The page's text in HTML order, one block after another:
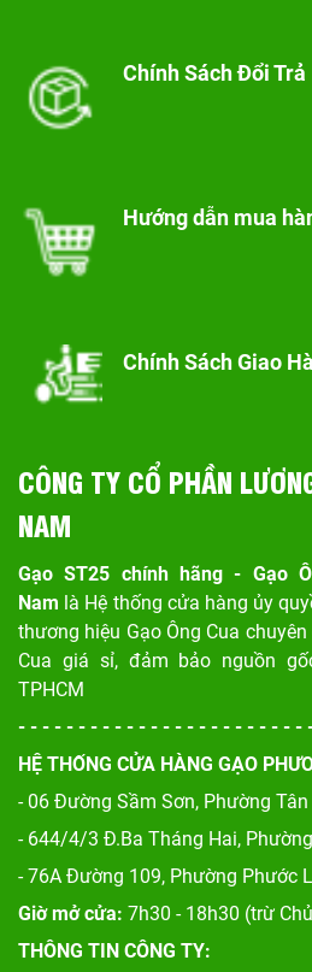
Chính Sách Đổi Trả
Hướng dẫn mua
Chính Sách Giao
CÔNG TY CỔ PHẦN
NAM
Gạo ST25 chính hãng - Gạo
Nam là Hệ thống cửa hàng ủy
thương hiệu Gạo Ông Cua
Cua giá sỉ, đảm bảo nguồn
TPHCM
- - - - - - - - - - - - - - - - - - - - - - - -
HỆ THỐNG CỬA HÀNG GẠO
- 06 Đường Sầm Sơn, Phường Tân
- 644/4/3 Đ.Ba Tháng Hai, Phường
- 76A Đường 109, Phường Phước
Giờ mở cửa: 7h30 - 18h30 (trừ
THÔNG TIN CÔNG TY: